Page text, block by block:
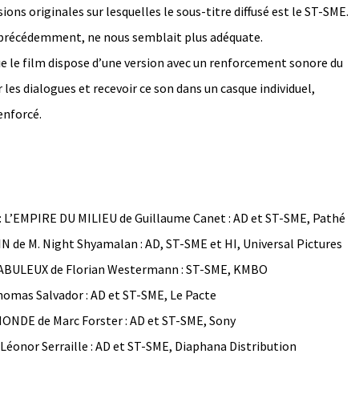
originales sur lesquelles le sous-titre diffusé est le ST-SME.
ne nous semblait plus adéquate.
le film dispose d’une version avec un renforcement sonore du
dialogues et recevoir ce son dans un casque individuel,
L’EMPIRE DU MILIEU de Guillaume Canet : AD et ST-SME, Pathé
de M. Night Shyamalan : AD, ST-SME et HI, Universal Pictures
de Florian Westermann : ST-SME, KMBO
Salvador : AD et ST-SME, Le Pacte
de Marc Forster : AD et ST-SME, Sony
Léonor Serraille : AD et ST-SME, Diaphana Distribution